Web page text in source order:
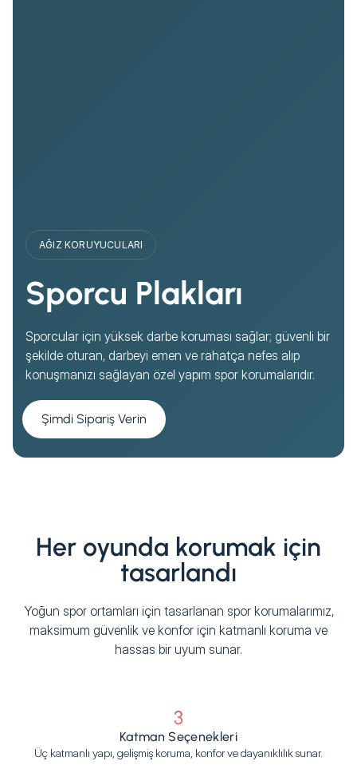
AĞIZ KORUYUCULARI
Sporcu Plakları
Sporcular için yüksek darbe koruması sağlar; güvenli bir
şekilde oturan, darbeyi emen ve rahatça nefes alıp
konuşmanızı sağlayan özel yapım spor korumalarıdır.
Şimdi Sipariş Verin
Her oyunda korumak için
tasarlandı
Yoğun spor ortamları için tasarlanan spor korumalarımız,
maksimum güvenlik ve konfor için katmanlı koruma ve
hassas bir uyum sunar.
3
Katman Seçenekleri
Üç katmanlı yapı, gelişmiş koruma, konfor ve dayanıklılık sunar.